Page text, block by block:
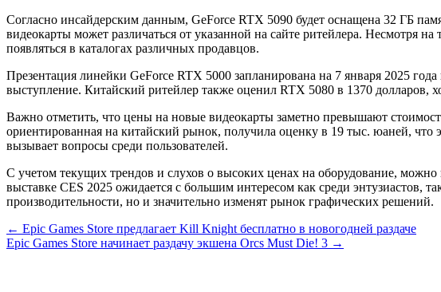
Согласно инсайдерским данным, GeForce RTX 5090 будет оснащена 32 ГБ
видеокарты может различаться от указанной на сайте ритейлера. Несмотря
появляться в каталогах различных продавцов.
Презентация линейки GeForce RTX 5000 запланирована на 7 января 2025
выступление. Китайский ритейлер также оценил RTX 5080 в 1370 долларов,
Важно отметить, что цены на новые видеокарты заметно превышают
ориентированная на китайский рынок, получила оценку в 19 тыс. юаней, что
вызывает вопросы среди пользователей.
С учетом текущих трендов и слухов о высоких ценах на оборудование,
выставке CES 2025 ожидается с большим интересом как среди энтузиастов,
производительности, но и значительно изменят рынок графических решений.
Навигация
по
← Epic Games Store предлагает Kill Knight бесплатно в новогодней раздаче
Epic Games Store начинает раздачу экшена Orcs Must Die! 3 →